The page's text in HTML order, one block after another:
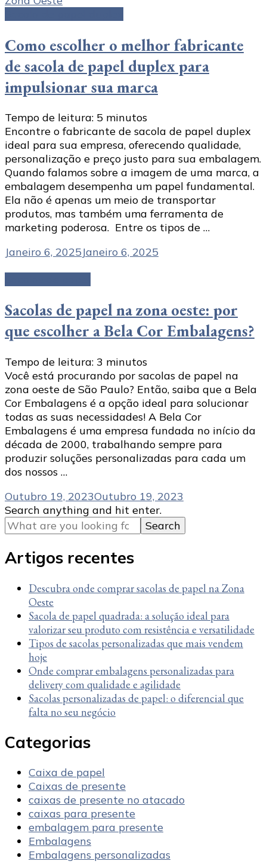
Como escolher o melhor fabricante
de sacola de papel duplex para
impulsionar sua marca
Tempo de leitura: 5 minutos
Encontre o fabricante de sacola de papel duplex
ideal para sua empresa, oferecendo qualidade,
personalização e preço justo para sua embalagem.
Quando falamos sobre a imagem de uma marca, a
embalagem desempenha um papel fundamental.
Ela não é apenas um meio de transportar
produtos, mas também uma ferramenta de
marketing poderosa. Entre os tipos de …
Janeiro 6, 2025Janeiro 6, 2025
Sacolas de papel na zona oeste: por
que escolher a Bela Cor Embalagens?
Tempo de leitura: 3 minutos
Você está procurando por sacolas de papel na
zona oeste de São Paulo? Então, saiba que a Bela
Cor Embalagens é a opção ideal para solucionar
todas as suas necessidades! A Bela Cor
Embalagens é uma empresa fundada no início da
década de 2000, trabalhando sempre para
produzir soluções personalizadas para cada um
dos nossos …
Outubro 19, 2023Outubro 19, 2023
Looking
for
Something?
Search anything and hit enter.
Artigos recentes
Descubra onde comprar sacolas de papel na Zona
Oeste
Sacola de papel quadrada: a solução ideal para
valorizar seu produto com resistência e versatilidade
Tipos de sacolas personalizadas que mais vendem
hoje
Onde comprar embalagens personalizadas para
delivery com qualidade e agilidade
Sacolas personalizadas de papel: o diferencial que
falta no seu negócio
Categorias
Caixa de papel
Caixas de presente
caixas de presente no atacado
caixas para presente
embalagem para presente
Embalagens
Embalagens personalizadas